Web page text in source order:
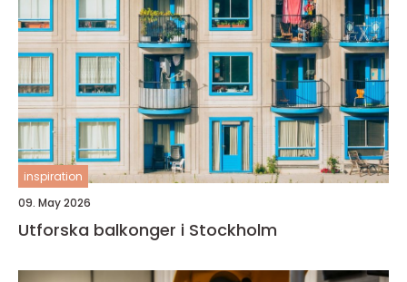
inspiration
09. May 2026
Utforska balkonger i Stockholm